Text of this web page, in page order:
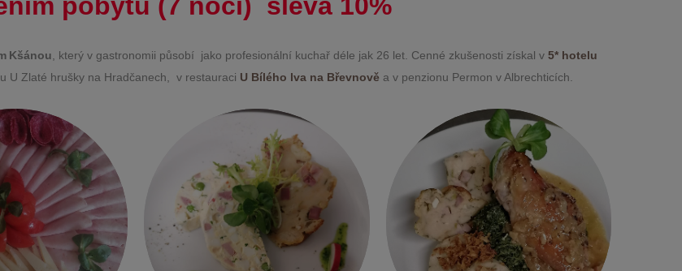
pobytu (7 nocí) sleva 10%
Kšánou, který v gastronomii působí jako profesionální kuchař déle jak 26 let. Cenné zkušenosti získal v 5* hotelu
U Zlaté hrušky na Hradčanech, v restauraci U Bílého lva na Břevnově a v penzionu Permon v Albrechticích.